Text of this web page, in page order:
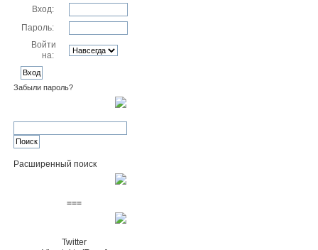
Вход:
Пароль:
Войти
на:
Забыли пароль?
Расширенный поиск
===
Twitter